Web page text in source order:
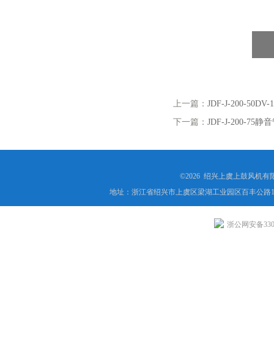
上一篇： JDF-J-200-
下一篇： JDF-J-200-75静
©2026 绍兴上虞上鼓风机有
地址：浙江省绍兴市上虞区梁湖工业园区百丰公路
浙公网安备